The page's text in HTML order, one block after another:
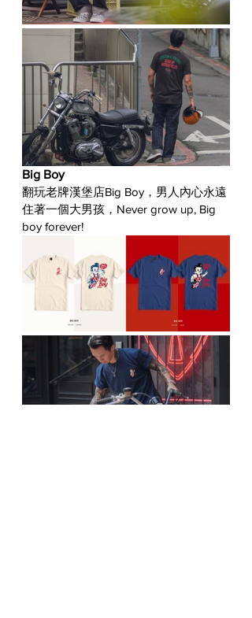
Big Boy
翻玩老牌漢堡店Big Boy，男人內心永遠
住著一個大男孩，Never grow up, Big
boy forever!